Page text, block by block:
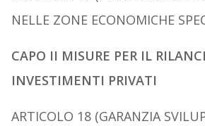
NELLE ZONE ECONOMICHE S
CAPO II MISURE PER IL
INVESTIMENTI PRIVATI
ARTICOLO 18 (GARANZIA